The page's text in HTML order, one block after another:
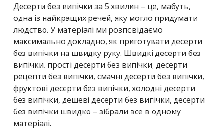
Десерти без випічки за 5 хвилин – це, мабуть,
одна із найкращих речей, яку могло придумати
людство. У матеріалі ми розповідаємо
максимально докладно, як приготувати десерти
без випічки на швидку руку. Швидкі десерти без
випічки, прості десерти без випічки, десерти
рецепти без випічки, смачні десерти без випічки,
фруктові десерти без випічки, холодні десерти
без випічки, дешеві десерти без випічки, десерти
без випічки швидко – зібрали все в одному
матеріалі.